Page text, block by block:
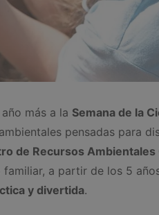
más a la Semana de la
pensadas para
de Recursos
a partir de los 5
y divertida.